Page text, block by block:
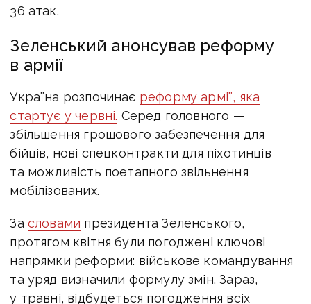
36 атак.
Зеленський анонсував реформу
в армії
Україна розпочинає реформу армії, яка
стартує у червні. Серед головного —
збільшення грошового забезпечення для
бійців, нові спецконтракти для піхотинців
та можливість поетапного звільнення
мобілізованих.
За словами президента Зеленського,
протягом квітня були погоджені ключові
напрямки реформи: військове командування
та уряд визначили формулу змін. Зараз,
у травні, відбудеться погодження всіх